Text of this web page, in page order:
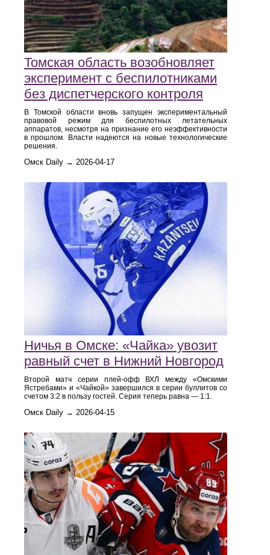
Томская область возобновляет
эксперимент с беспилотниками
без диспетчерского контроля
В Томской области вновь запущен экспериментальный
правовой режим для беспилотных летательных
аппаратов, несмотря на признание его неэффективности
в прошлом. Власти надеются на новые технологические
решения.
Омск Daily → 2026-04-17
Ничья в Омске: «Чайка» увозит
равный счет в Нижний Новгород
Второй матч серии плей-офф ВХЛ между «Омскими
Ястребами» и «Чайкой» завершился в серии буллитов со
счетом 3:2 в пользу гостей. Серия теперь равна — 1:1.
Омск Daily → 2026-04-15